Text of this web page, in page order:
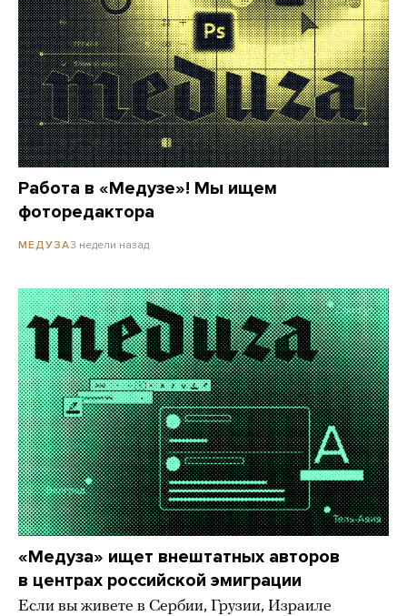
Работа в «Медузе»! Мы ищем
фоторедактора
МЕДУЗА3 недели назад
«Медуза» ищет внештатных авторов
в центрах российской эмиграции
Если вы живете в Сербии, Грузии, Израиле